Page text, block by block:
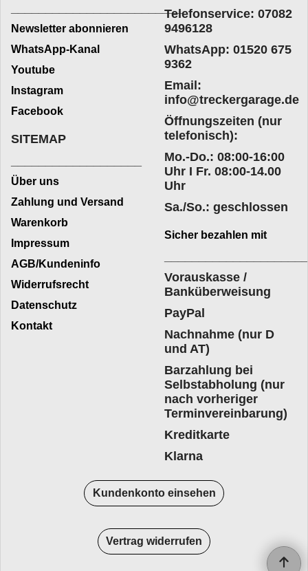
_________________________
Newsletter abonnieren
WhatsApp-Kanal
Youtube
Instagram
Facebook
Telefonservice: 07082
9496128
WhatsApp: 01520 675
9362
Email:
info@treckergarage.de
Öffnungszeiten (nur
telefonisch):
Mo.-Do.: 08:00-16:00
Uhr I Fr. 08:00-14.00
Uhr
Sa./So.: geschlossen
SITEMAP
Über uns
Zahlung und Versand
Warenkorb
Impressum
AGB/Kundeninfo
Widerrufsrecht
Datenschutz
Kontakt
Sicher bezahlen mit
Vorauskasse /
Banküberweisung
PayPal
Nachnahme (nur D
und AT)
Barzahlung bei
Selbstabholung (nur
nach vorheriger
Terminvereinbarung)
Kreditkarte
Klarna
Kundenkonto einsehen
Vertrag widerrufen